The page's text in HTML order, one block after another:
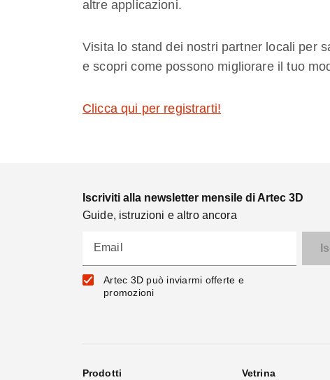
altre applicazioni.
Visita lo stand dei nostri partner locali per
e scopri come possono migliorare il tuo
Clicca qui per registrarti!
Iscriviti alla newsletter mensile di Artec 3D
Guide, istruzioni e altro ancora
Email
Artec 3D può inviarmi offerte e
promozioni
Prodotti
Vetrina